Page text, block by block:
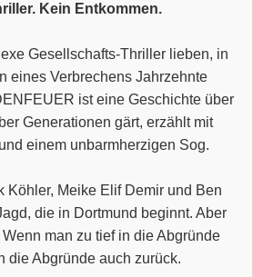
Kein Entkommen.
Gesellschafts-Thriller lieben, in
eines Verbrechens Jahrzehnte
ist eine Geschichte über
Generationen gärt, erzählt mit
einem unbarmherzigen Sog.
Köhler, Meike Elif Demir und Ben
die in Dortmund beginnt. Aber
man zu tief in die Abgründe
die Abgründe auch zurück.